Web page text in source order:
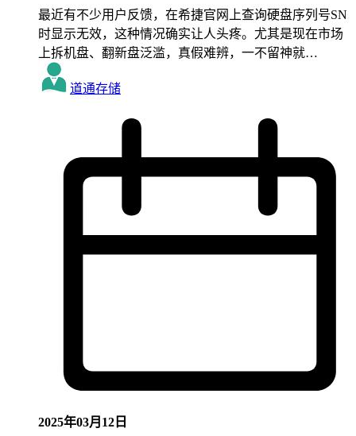
最近有不少用户反馈，在希捷官网上查询硬盘序列号SN
时显示无效，这种情况确实让人头疼。尤其是现在市场
上拆机盘、翻新盘泛滥，真假难辨，一不留神就…
道通存储
2025年03月12日